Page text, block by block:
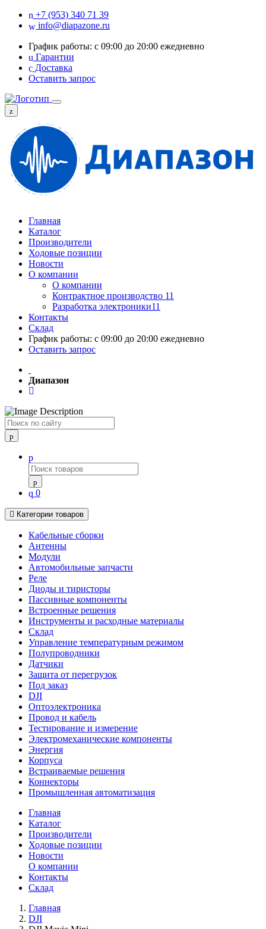
+7 (953) 340 71 39
info@diapazone.ru
График работы: с 09:00 до 20:00 ежедневно
Гарантии
Доставка
Оставить запрос
Главная
Каталог
Производители
Ходовые позиции
Новости
О компании
О компании
Контрактное производство 11
Разработка электроники11
Контакты
Склад
График работы: с 09:00 до 20:00 ежедневно
Оставить запрос
Диапазон
Поиск
0
Категории товаров
Кабельные сборки
Антенны
Модули
Автомобильные запчасти
Реле
Диоды и тиристоры
Пассивные компоненты
Встроенные решения
Инструменты и расходные материалы
Склад
Управление температурным режимом
Полупроводники
Датчики
Защита от перегрузок
Под заказ
DJI
Оптоэлектроника
Провод и кабель
Тестирование и измерение
Электромеханические компоненты
Энергия
Корпуса
Встраиваемые решения
Коннекторы
Промышленная автоматизация
Главная
Каталог
Производители
Ходовые позиции
Новости
О компании
Контакты
Склад
Главная
DJI